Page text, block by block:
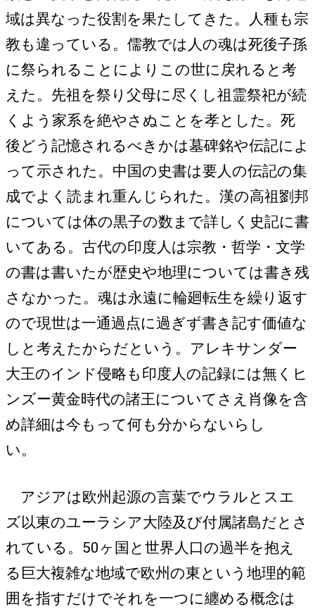
域は異なった役割を果たしてきた。人種も宗
教も違っている。儒教では人の魂は死後子孫
に祭られることによりこの世に戻れると考
えた。先祖を祭り父母に尽くし祖霊祭祀が続
くよう家系を絶やさぬことを孝とした。死
後どう記憶されるべきかは墓碑銘や伝記によ
って示された。中国の史書は要人の伝記の集
成でよく読まれ重んじられた。漢の高祖劉邦
については体の黒子の数まで詳しく史記に書
いてある。古代の印度人は宗教・哲学・文学
の書は書いたが歴史や地理については書き残
さなかった。魂は永遠に輪廻転生を繰り返す
ので現世は一通過点に過ぎず書き記す価値な
しと考えたからだという。アレキサンダー
大王のインド侵略も印度人の記録には無くヒ
ンズー黄金時代の諸王についてさえ肖像を含
め詳細は今もって何も分からないらし
い。
アジアは欧州起源の言葉でウラルとスエ
ズ以東のユーラシア大陸及び付属諸島だとさ
れている。50ヶ国と世界人口の過半を抱え
る巨大複雑な地域で欧州の東という地理的範
囲を指すだけでそれを一つに纏める概念は